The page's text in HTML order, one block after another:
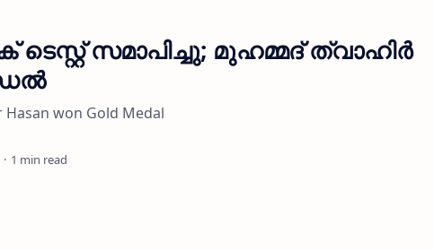
സമാപിച്ചു; മുഹമ്മദ് ത്വാഹിർ
won Gold Medal
1 min read